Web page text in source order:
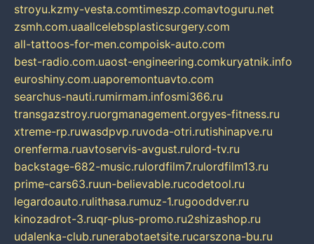
stroyu.kzmy-vesta.comtimeszp.comavtoguru.net
zsmh.com.uaallcelebsplasticsurgery.com
all-tattoos-for-men.compoisk-auto.com
best-radio.com.uaost-engineering.comkuryatnik.info
euroshiny.com.uaporemontuavto.com
searchus-nauti.rumirmam.infosmi366.ru
transgazstroy.ruorgmanagement.orgyes-fitness.ru
xtreme-rp.ruwasdpvp.ruvoda-otri.rutishinapve.ru
orenferma.ruavtoservis-avgust.rulord-tv.ru
backstage-682-music.rulordfilm7.rulordfilm13.ru
prime-cars63.ruun-believable.rucodetool.ru
legardoauto.rulithasa.rumuz-1.rugooddver.ru
kinozadrot-3.ruqr-plus-promo.ru2shizashop.ru
udalenka-club.runerabotaetsite.rucarszona-bu.ru